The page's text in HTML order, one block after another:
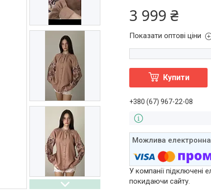
3 999 ₴
Показати оптові ціни
Купити
+380 (67) 967-22-08
У компанії підключені
покидаючи сайту.